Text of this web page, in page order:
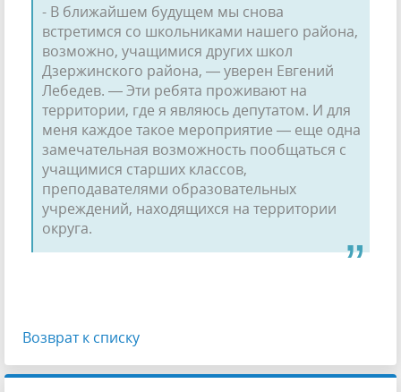
- В ближайшем будущем мы снова
встретимся со школьниками нашего района,
возможно, учащимися других школ
Дзержин­ского района, — уверен Евгений
Лебедев. — Эти ребята проживают на
территории, где я являюсь депутатом. И для
меня каждое такое мероприятие — еще одна
замечательная возможность пообщаться с
учащимися стар­ших классов,
преподавателями образова­тельных
учреждений, находящихся на терри­тории
округа.
Возврат к списку